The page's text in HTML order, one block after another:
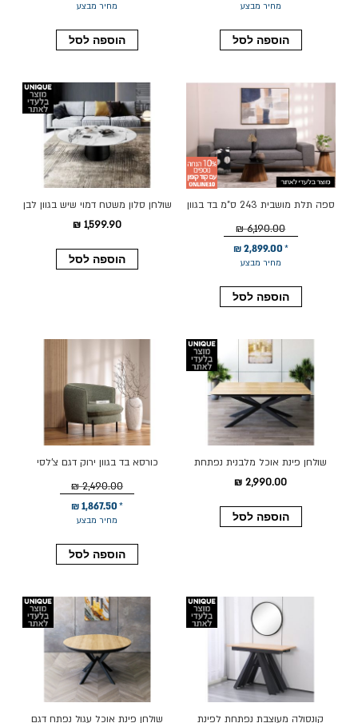
מחיר מבצע
הוספה לסל
מחיר מבצע
הוספה לסל
ספה תלת מושבית 243 ס"מ בד בגוון
מחיר מבצע
2,899.00 ₪
6,190.00 ₪
הוספה לסל
שולחן סלון משטח דמוי שיש בגוון לבן
דגם 077
1,599.90 ₪
הוספה לסל
שולחן פינת אוכל מלבנית נפתחת
דגם גלורי גרניט עץ טבעי
2,990.00 ₪
הוספה לסל
כורסא בד בגוון ירוק דגם צ'לסי
מחיר מבצע
1,867.50 ₪
2,490.00 ₪
הוספה לסל
קונסולה מעוצבת נפתחת לפינת שולחן פינת אוכל עגול נפתח דגם